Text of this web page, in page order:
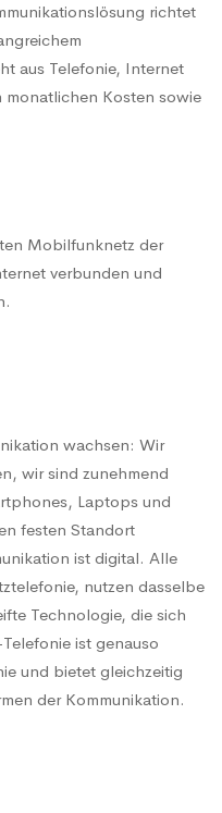
richtet
aus Telefonie, Internet
monatlichen Kosten sowie
Mobilfunknetz der
verbunden und
wachsen: Wir
wir sind zunehmend
Laptops und
festen Standort
ist digital. Alle
nutzen dasselbe
Technologie, die sich
ist genauso
und bietet gleichzeitig
der Kommunikation.